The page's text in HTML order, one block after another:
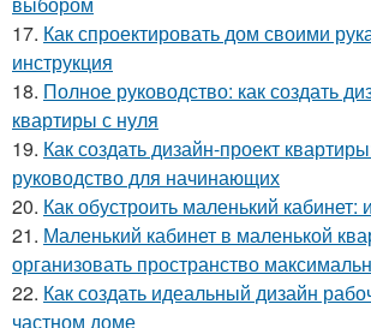
17. Как спроектировать дом своими
инструкция
18. Полное руководство: как создать
квартиры с нуля
19. Как создать дизайн-проект
руководство для начинающих
20. Как обустроить маленький
21. Маленький кабинет в маленькой
организовать пространство
22. Как создать идеальный дизайн
частном доме